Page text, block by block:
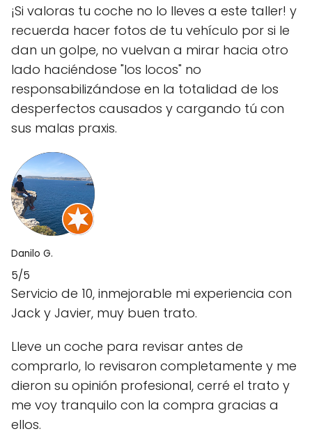
¡Si valoras tu coche no lo lleves a este taller! y
recuerda hacer fotos de tu vehículo por si le
dan un golpe, no vuelvan a mirar hacia otro
lado haciéndose "los locos" no
responsabilizándose en la totalidad de los
desperfectos causados y cargando tú con
sus malas praxis.
Danilo G.
5/5
Servicio de 10, inmejorable mi experiencia con
Jack y Javier, muy buen trato.
Lleve un coche para revisar antes de
comprarlo, lo revisaron completamente y me
dieron su opinión profesional, cerré el trato y
me voy tranquilo con la compra gracias a
ellos.